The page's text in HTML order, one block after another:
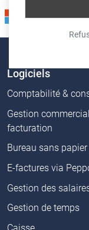
Logiciels
Comptabilité &
Gestion
facturation
Bureau sans papier
E-factures via
Gestion des
Gestion de temps